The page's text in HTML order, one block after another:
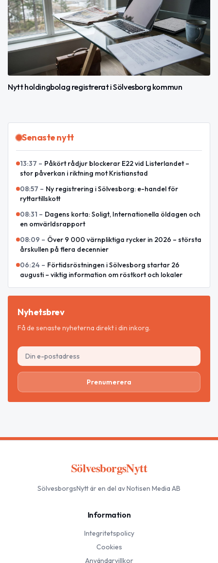
Nytt holdingbolag registrerat i Sölvesborg kommun
Senaste nytt
13:37 – Påkört rådjur blockerar E22 vid Listerlandet –
stor påverkan i riktning mot Kristianstad
08:57 – Ny registrering i Sölvesborg: e-handel för
ryttartillskott
08:31 – Dagens korta: Soligt, Internationella öldagen och
en omvärldsrapport
08:09 – Över 9 000 värnpliktiga rycker in 2026 – största
årskullen på flera decennier
06:24 – Förtidsröstningen i Sölvesborg startar 26
augusti – viktig information om röstkort och lokaler
Nyhetsbrev
Få de senaste nyheterna direkt i din inkorg.
Prenumerera
SölvesborgsNytt
SölvesborgsNyttär en del av Notisen Media AB
Information
Integritetspolicy
Cookies
Användarvillkor